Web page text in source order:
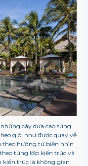
cây dừa cao sừng
gió, như được quay về
theo hướng từ biển nhìn
từng lớp kiến trúc và
trúc là không gian